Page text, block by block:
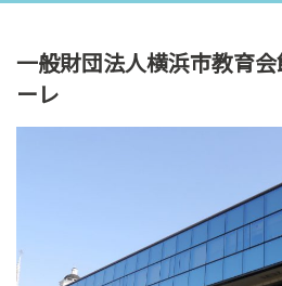
ー
へ
ス
一般財団法人横浜市教育
ーレ